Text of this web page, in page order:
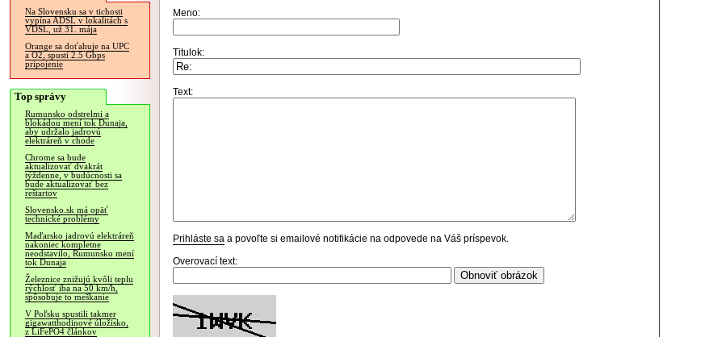
Na Slovensku sa v tichosti
vypína ADSL v lokalitách s
VDSL, už 31. mája
Orange sa doťahuje na UPC
a O2, spustí 2.5 Gbps
pripojenie
Top správy
Rumunsko odstrelmi a
blokádou mení tok Dunaja,
aby udržalo jadrovú
elektráreň v chode
Chrome sa bude
aktualizovať dvakrát
týždenne, v budúcnosti sa
bude aktualizovať bez
reštartov
Slovensko.sk má opäť
technické problémy
Maďarsko jadrovú elektráreň
nakoniec kompletne
neodstavilo, Rumunsko mení
tok Dunaja
Železnice znižujú kvôli teplu
rýchlosť iba na 50 km/h,
spôsobuje to meškanie
V Poľsku spustili takmer
gigawatthodinové úložisko,
z LiFePO4 článkov
Meno:
Titulok:
Text:
Prihláste sa a povoľte si emailové notifikácie na odpovede na Váš príspevok.
Overovací text: